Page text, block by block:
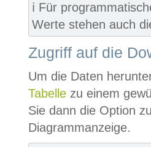
ℹ️ Für
Werte stehen auch
Zugriff auf die
Um die Daten
Tabelle zu einem
Sie dann die Option
Diagrammanzeige.